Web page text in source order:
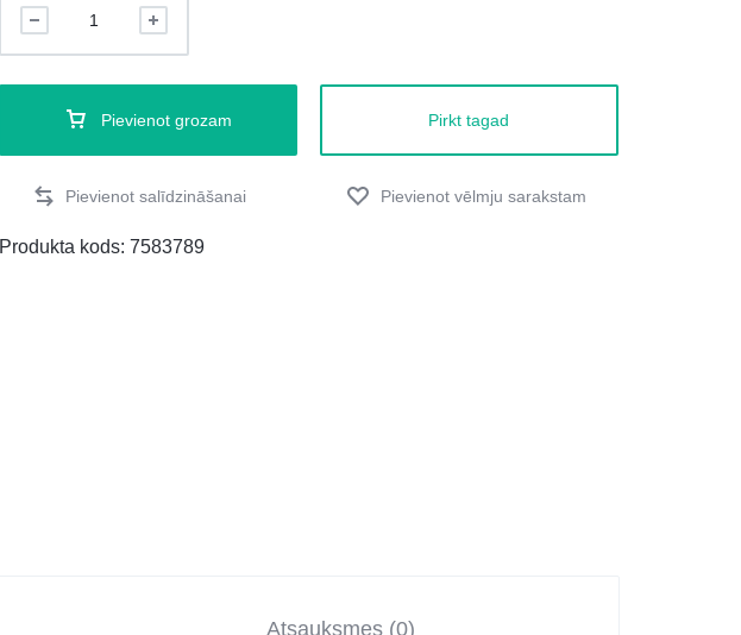
Pievienot grozam Pirkt tagad
Produkta kods:7583789
Atsauksmes (0)